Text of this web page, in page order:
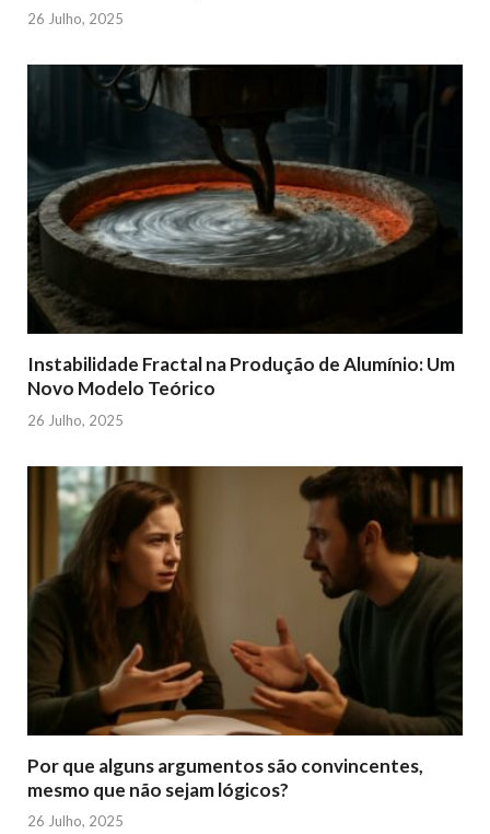
26 Julho, 2025
Instabilidade Fractal na Produção de Alumínio: Um
Novo Modelo Teórico
26 Julho, 2025
Por que alguns argumentos são convincentes,
mesmo que não sejam lógicos?
26 Julho, 2025